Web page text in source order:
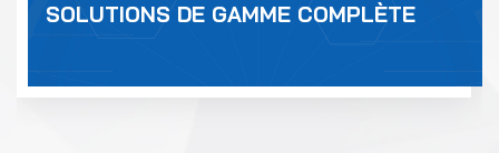
SOLUTIONS DE GAMME COMPLÈTE